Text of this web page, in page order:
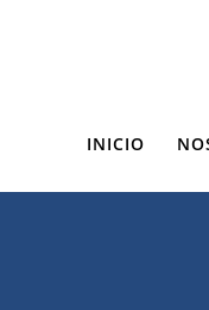
INICIO